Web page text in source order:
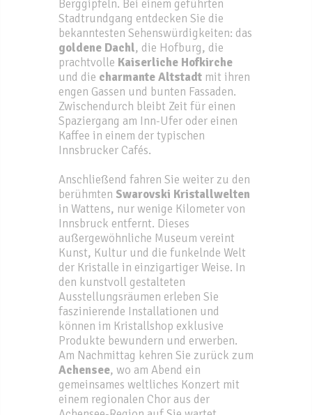
Berggipfeln. Bei einem geführten
Stadtrundgang entdecken Sie die
bekanntesten Sehenswürdigkeiten: das
goldene Dachl, die Hofburg, die
prachtvolle Kaiserliche Hofkirche
und die charmante Altstadt mit ihren
engen Gassen und bunten Fassaden.
Zwischendurch bleibt Zeit für einen
Spaziergang am Inn-Ufer oder einen
Kaffee in einem der typischen
Innsbrucker Cafés.
Anschließend fahren Sie weiter zu den
berühmten Swarovski Kristallwelten
in Wattens, nur wenige Kilometer von
Innsbruck entfernt. Dieses
außergewöhnliche Museum vereint
Kunst, Kultur und die funkelnde Welt
der Kristalle in einzigartiger Weise. In
den kunstvoll gestalteten
Ausstellungsräumen erleben Sie
faszinierende Installationen und
können im Kristallshop exklusive
Produkte bewundern und erwerben.
Am Nachmittag kehren Sie zurück zum
Achensee, wo am Abend ein
gemeinsames weltliches Konzert mit
einem regionalen Chor aus der